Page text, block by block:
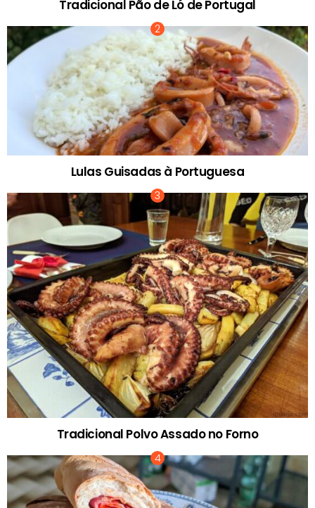
Tradicional Pão de Ló de Portugal
Lulas Guisadas à Portuguesa
Tradicional Polvo Assado no Forno